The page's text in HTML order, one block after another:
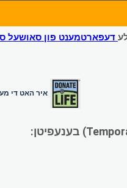
דעפארטמענט פון סאושעל
איר האט די